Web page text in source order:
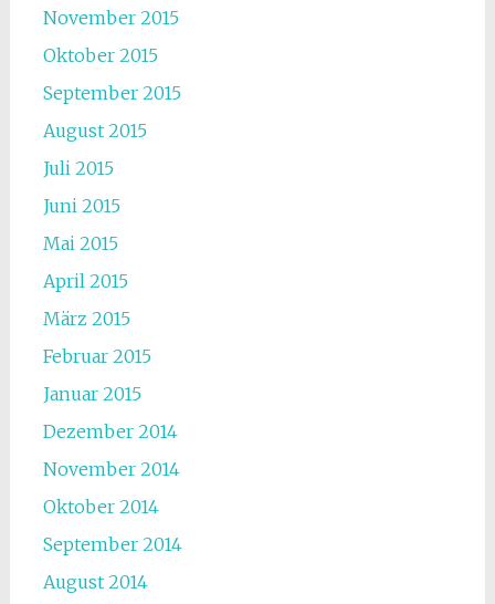
November 2015
Oktober 2015
September 2015
August 2015
Juli 2015
Juni 2015
Mai 2015
April 2015
März 2015
Februar 2015
Januar 2015
Dezember 2014
November 2014
Oktober 2014
September 2014
August 2014